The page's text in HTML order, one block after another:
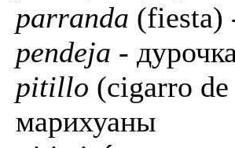
parranda (fiesta)
pendeja -
pitillo (cigarro de
марихуаны